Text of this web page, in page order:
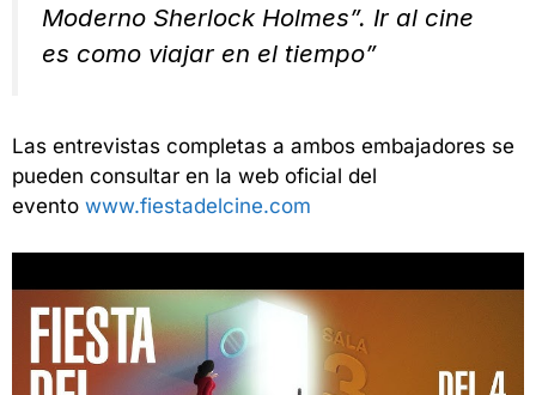
Moderno Sherlock Holmes”. Ir al cine
es como viajar en el tiempo”
Las entrevistas completas a ambos embajadores se
pueden consultar en la web oficial del
evento www.fiestadelcine.com